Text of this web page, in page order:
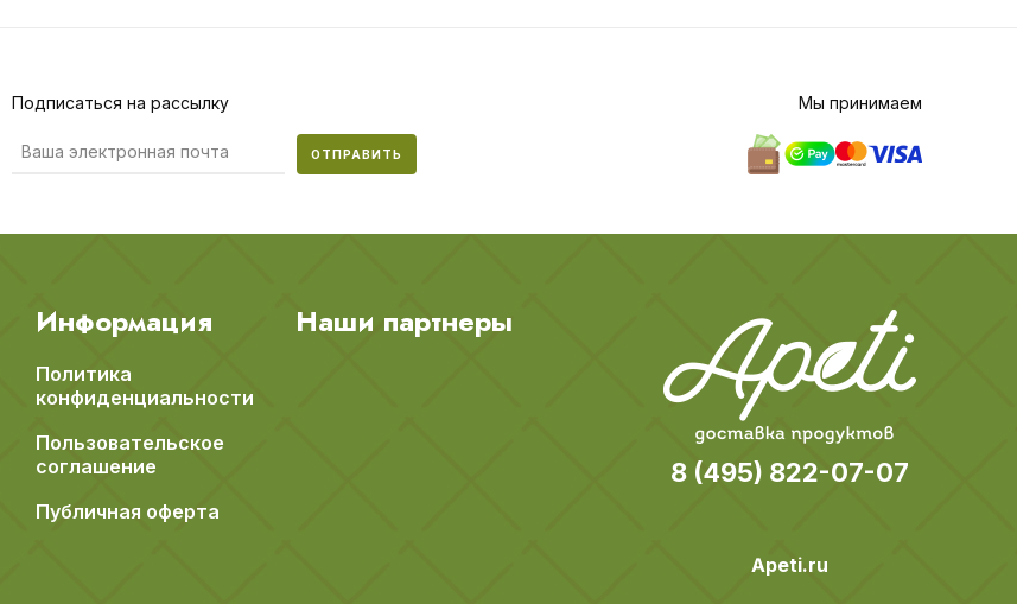
Подписаться на рассылку
ОТПРАВИТЬ
Мы принимаем
Информация
Политика
конфиденциальности
Пользовательское
соглашение
Публичная оферта
Наши партнеры
8 (495) 822-07-07
Apeti.ru